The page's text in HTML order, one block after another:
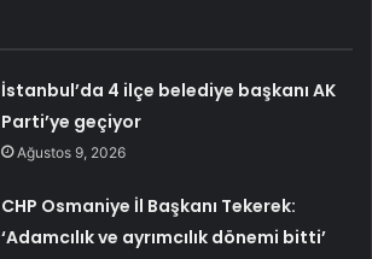
İstanbul’da 4 ilçe belediye başkanı AK
Parti’ye geçiyor
Ağustos 9, 2026
CHP Osmaniye İl Başkanı Tekerek:
‘Adamcılık ve ayrımcılık dönemi bitti’